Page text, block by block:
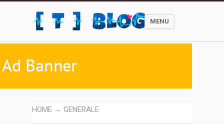
MENU
HOME → GENERALE